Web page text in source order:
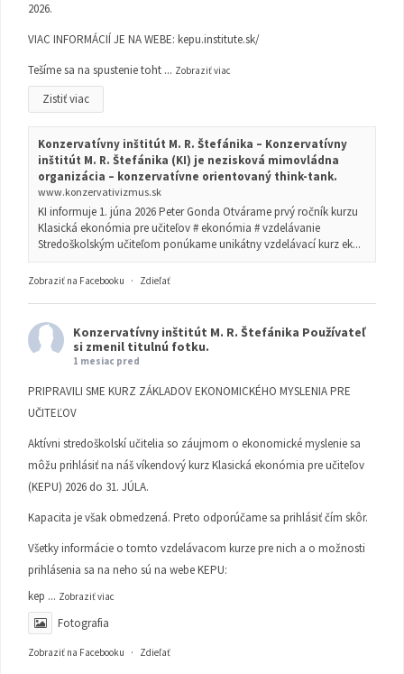
2026.
VIAC INFORMÁCIÍ JE NA WEBE: kepu.institute.sk/
Tešíme sa na spustenie toht ... Zobraziť viac
Zistiť viac
Konzervatívny inštitút M. R. Štefánika – Konzervatívny
inštitút M. R. Štefánika (KI) je nezisková mimovládna
organizácia – konzervatívne orientovaný think-tank.
www.konzervativizmus.sk
KI informuje 1. júna 2026 Peter Gonda Otvárame prvý ročník kurzu
Klasická ekonómia pre učiteľov # ekonómia # vzdelávanie
Stredoškolským učiteľom ponúkame unikátny vzdelávací kurz ek...
Zobraziť na Facebooku · Zdieľať
Konzervatívny inštitút M. R. Štefánika Používateľ
si zmenil titulnú fotku.
1 mesiac pred
PRIPRAVILI SME KURZ ZÁKLADOV EKONOMICKÉHO MYSLENIA PRE
UČITEĽOV
Aktívni stredoškolskí učitelia so záujmom o ekonomické myslenie sa
môžu prihlásiť na náš víkendový kurz Klasická ekonómia pre učiteľov
(KEPU) 2026 do 31. JÚLA.
Kapacita je však obmedzená. Preto odporúčame sa prihlásiť čím skôr.
Všetky informácie o tomto vzdelávacom kurze pre nich a o možnosti
prihlásenia sa na neho sú na webe KEPU:
kep ... Zobraziť viac
Fotografia
Zobraziť na Facebooku · Zdieľať